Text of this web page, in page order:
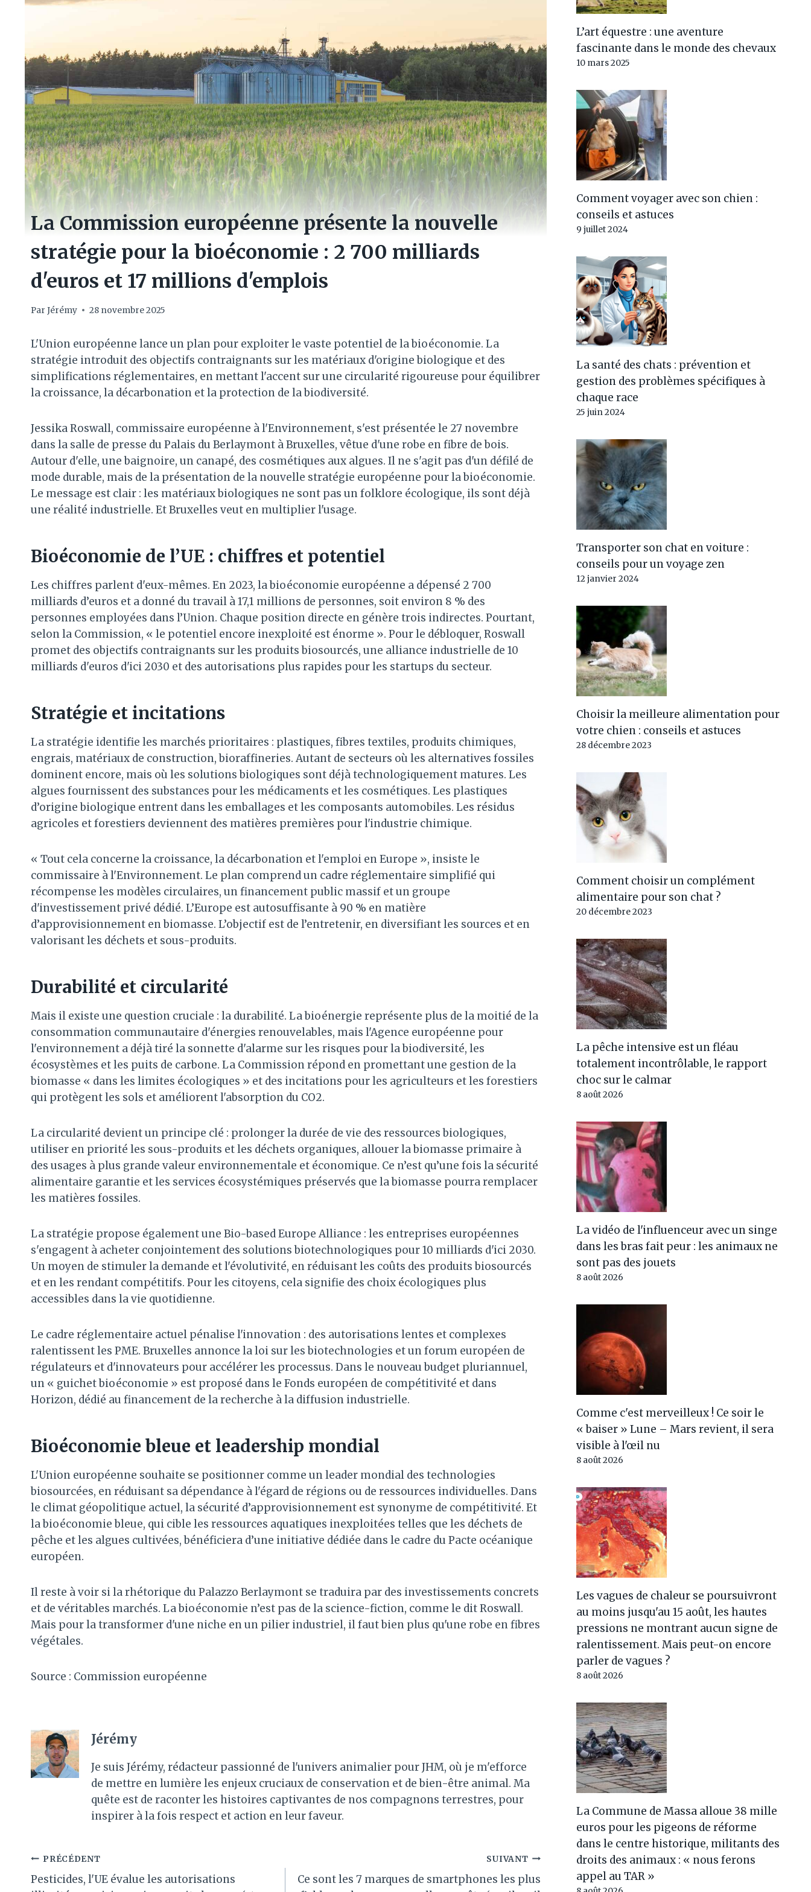
La Commission européenne présente la nouvelle
stratégie pour la bioéconomie : 2 700 milliards
d'euros et 17 millions d'emplois
Par Jérémy 28 novembre 2025
L'Union européenne lance un plan pour exploiter le vaste potentiel de la bioéconomie. La
stratégie introduit des objectifs contraignants sur les matériaux d'origine biologique et des
simplifications réglementaires, en mettant l'accent sur une circularité rigoureuse pour équilibrer
la croissance, la décarbonation et la protection de la biodiversité.
Jessika Roswall, commissaire européenne à l'Environnement, s'est présentée le 27 novembre
dans la salle de presse du Palais du Berlaymont à Bruxelles, vêtue d'une robe en fibre de bois.
Autour d'elle, une baignoire, un canapé, des cosmétiques aux algues. Il ne s'agit pas d'un défilé de
mode durable, mais de la présentation de la nouvelle stratégie européenne pour la bioéconomie.
Le message est clair : les matériaux biologiques ne sont pas un folklore écologique, ils sont déjà
une réalité industrielle. Et Bruxelles veut en multiplier l'usage.
Bioéconomie de l’UE : chiffres et potentiel
Les chiffres parlent d'eux-mêmes. En 2023, la bioéconomie européenne a dépensé 2 700
milliards d’euros et a donné du travail à 17,1 millions de personnes, soit environ 8 % des
personnes employées dans l’Union. Chaque position directe en génère trois indirectes. Pourtant,
selon la Commission, « le potentiel encore inexploité est énorme ». Pour le débloquer, Roswall
promet des objectifs contraignants sur les produits biosourcés, une alliance industrielle de 10
milliards d'euros d'ici 2030 et des autorisations plus rapides pour les startups du secteur.
Stratégie et incitations
La stratégie identifie les marchés prioritaires : plastiques, fibres textiles, produits chimiques,
engrais, matériaux de construction, bioraffineries. Autant de secteurs où les alternatives fossiles
dominent encore, mais où les solutions biologiques sont déjà technologiquement matures. Les
algues fournissent des substances pour les médicaments et les cosmétiques. Les plastiques
d’origine biologique entrent dans les emballages et les composants automobiles. Les résidus
agricoles et forestiers deviennent des matières premières pour l'industrie chimique.
« Tout cela concerne la croissance, la décarbonation et l'emploi en Europe », insiste le
commissaire à l'Environnement. Le plan comprend un cadre réglementaire simplifié qui
récompense les modèles circulaires, un financement public massif et un groupe
d'investissement privé dédié. L’Europe est autosuffisante à 90 % en matière
d’approvisionnement en biomasse. L’objectif est de l’entretenir, en diversifiant les sources et en
valorisant les déchets et sous-produits.
Durabilité et circularité
Mais il existe une question cruciale : la durabilité. La bioénergie représente plus de la moitié de la
consommation communautaire d'énergies renouvelables, mais l'Agence européenne pour
l'environnement a déjà tiré la sonnette d'alarme sur les risques pour la biodiversité, les
écosystèmes et les puits de carbone. La Commission répond en promettant une gestion de la
biomasse « dans les limites écologiques » et des incitations pour les agriculteurs et les forestiers
qui protègent les sols et améliorent l'absorption du CO2.
La circularité devient un principe clé : prolonger la durée de vie des ressources biologiques,
utiliser en priorité les sous-produits et les déchets organiques, allouer la biomasse primaire à
des usages à plus grande valeur environnementale et économique. Ce n’est qu’une fois la sécurité
alimentaire garantie et les services écosystémiques préservés que la biomasse pourra remplacer
les matières fossiles.
La stratégie propose également une Bio-based Europe Alliance : les entreprises européennes
s'engagent à acheter conjointement des solutions biotechnologiques pour 10 milliards d'ici 2030.
Un moyen de stimuler la demande et l'évolutivité, en réduisant les coûts des produits biosourcés
et en les rendant compétitifs. Pour les citoyens, cela signifie des choix écologiques plus
accessibles dans la vie quotidienne.
Le cadre réglementaire actuel pénalise l'innovation : des autorisations lentes et complexes
ralentissent les PME. Bruxelles annonce la loi sur les biotechnologies et un forum européen de
régulateurs et d'innovateurs pour accélérer les processus. Dans le nouveau budget pluriannuel,
un « guichet bioéconomie » est proposé dans le Fonds européen de compétitivité et dans
Horizon, dédié au financement de la recherche à la diffusion industrielle.
Bioéconomie bleue et leadership mondial
L'Union européenne souhaite se positionner comme un leader mondial des technologies
biosourcées, en réduisant sa dépendance à l'égard de régions ou de ressources individuelles. Dans
le climat géopolitique actuel, la sécurité d’approvisionnement est synonyme de compétitivité. Et
la bioéconomie bleue, qui cible les ressources aquatiques inexploitées telles que les déchets de
pêche et les algues cultivées, bénéficiera d’une initiative dédiée dans le cadre du Pacte océanique
européen.
Il reste à voir si la rhétorique du Palazzo Berlaymont se traduira par des investissements concrets
et de véritables marchés. La bioéconomie n’est pas de la science-fiction, comme le dit Roswall.
Mais pour la transformer d'une niche en un pilier industriel, il faut bien plus qu'une robe en fibres
végétales.
Source : Commission européenne
Jérémy
Je suis Jérémy, rédacteur passionné de l'univers animalier pour JHM, où je m'efforce
de mettre en lumière les enjeux cruciaux de conservation et de bien-être animal. Ma
quête est de raconter les histoires captivantes de nos compagnons terrestres, pour
inspirer à la fois respect et action en leur faveur.
Navigation
de
PRÉCÉDENT
Pesticides, l'UE évalue les autorisations
SUIVANT
Ce sont les 7 marques de smartphones les plus
L’art équestre : une aventure
fascinante dans le monde des chevaux
10 mars 2025
Comment voyager avec son chien :
conseils et astuces
9 juillet 2024
La santé des chats : prévention et
gestion des problèmes spécifiques à
chaque race
25 juin 2024
Transporter son chat en voiture :
conseils pour un voyage zen
12 janvier 2024
Choisir la meilleure alimentation pour
votre chien : conseils et astuces
28 décembre 2023
Comment choisir un complément
alimentaire pour son chat ?
20 décembre 2023
La pêche intensive est un fléau
totalement incontrôlable, le rapport
choc sur le calmar
8 août 2026
La vidéo de l'influenceur avec un singe
dans les bras fait peur : les animaux ne
sont pas des jouets
8 août 2026
Comme c'est merveilleux ! Ce soir le
« baiser » Lune – Mars revient, il sera
visible à l'œil nu
8 août 2026
Les vagues de chaleur se poursuivront
au moins jusqu'au 15 août, les hautes
pressions ne montrant aucun signe de
ralentissement. Mais peut-on encore
parler de vagues ?
8 août 2026
La Commune de Massa alloue 38 mille
euros pour les pigeons de réforme
dans le centre historique, militants des
droits des animaux : « nous ferons
appel au TAR »